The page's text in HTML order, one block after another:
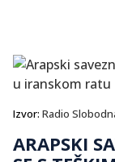
Izvor: Radio
ARAPSKI